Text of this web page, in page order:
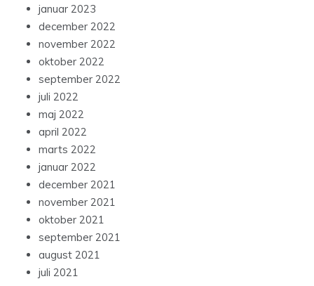
januar 2023
december 2022
november 2022
oktober 2022
september 2022
juli 2022
maj 2022
april 2022
marts 2022
januar 2022
december 2021
november 2021
oktober 2021
september 2021
august 2021
juli 2021